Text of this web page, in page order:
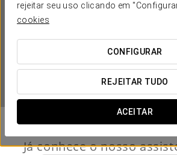
rejeitar seu uso clicando em
cookies
CONFIGURAR
REJEITAR TUDO
ACEITAR
QUANDO QUER IR?
Já conhece o nosso